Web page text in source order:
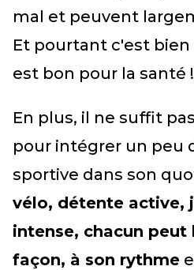
mal et peuvent
Et pourtant c'est
est bon pour la santé !
En plus, il ne suffit
pour intégrer un peu
sportive dans son
vélo, détente active,
intense, chacun peut
façon, à son rythme